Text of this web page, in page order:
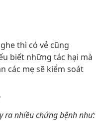
thì có vẻ cũng
biết những tác hại mà
các mẹ sẽ kiểm soát
ra nhiều chứng bệnh như: